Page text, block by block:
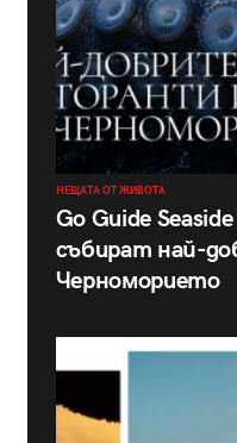
НЕЩАТА ОТ ЖИВОТА
Go Guide
събират най-
Черноморието